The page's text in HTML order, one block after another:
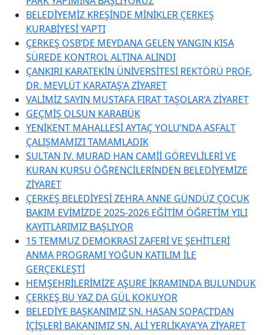
BELEDİYEMİZ KREŞİNDE MİNİKLER ÇERKEŞ
KURABİYESİ YAPTI
ÇERKEŞ OSB’DE MEYDANA GELEN YANGIN KISA
SÜREDE KONTROL ALTINA ALINDI
ÇANKIRI KARATEKİN ÜNİVERSİTESİ REKTÖRÜ PROF.
DR. MEVLÜT KARATAŞ’A ZİYARET
VALİMİZ SAYIN MUSTAFA FIRAT TAŞOLAR’A ZİYARET
GEÇMİŞ OLSUN KARABÜK
YENİKENT MAHALLESİ AYTAÇ YOLU’NDA ASFALT
ÇALIŞMAMIZI TAMAMLADIK
SULTAN IV. MURAD HAN CAMİİ GÖREVLİLERİ VE
KURAN KURSU ÖĞRENCİLERİNDEN BELEDİYEMİZE
ZİYARET
ÇERKEŞ BELEDİYESİ ZEHRA ANNE GÜNDÜZ ÇOCUK
BAKIM EVİMİZDE 2025-2026 EĞİTİM ÖĞRETİM YILI
KAYITLARIMIZ BAŞLIYOR
15 TEMMUZ DEMOKRASİ ZAFERİ VE ŞEHİTLERİ
ANMA PROGRAMI YOĞUN KATILIM İLE
GERÇEKLEŞTİ
HEMŞEHRİLERİMİZE AŞURE İKRAMINDA BULUNDUK
ÇERKEŞ BU YAZ DA GÜL KOKUYOR
BELEDİYE BAŞKANIMIZ SN. HASAN SOPACI’DAN
İÇİŞLERİ BAKANIMIZ SN. ALİ YERLİKAYA’YA ZİYARET